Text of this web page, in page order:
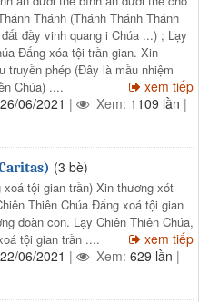
Thánh (Thánh Thánh Thánh
đầy vinh quang i Chúa ...) ; Lạy
Đấng xóa tội trần gian. Xin
truyền phép (Đây là mầu nhiệm
Chúa) ....
xem tiếp
26/06/2021 | Xem: 1109 lần |
(3 bè)
tội gian trần) Xin thương xót
Thiên Chúa Đấng xoá tội gian
đoàn con. Lạy Chiên Thiên Chúa,
tội gian trần ....
xem tiếp
22/06/2021 | Xem: 629 lần |